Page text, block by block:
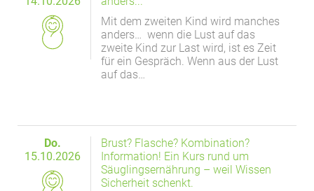
Mit dem zweiten Kind wird manches
anders… wenn die Lust auf das
zweite Kind zur Last wird, ist es Zeit
für ein Gespräch. Wenn aus der Lust
auf das…
Do.
15.10.2026
Brust? Flasche? Kombination?
Information! Ein Kurs rund um
Säuglingsernährung – weil Wissen
Sicherheit schenkt.